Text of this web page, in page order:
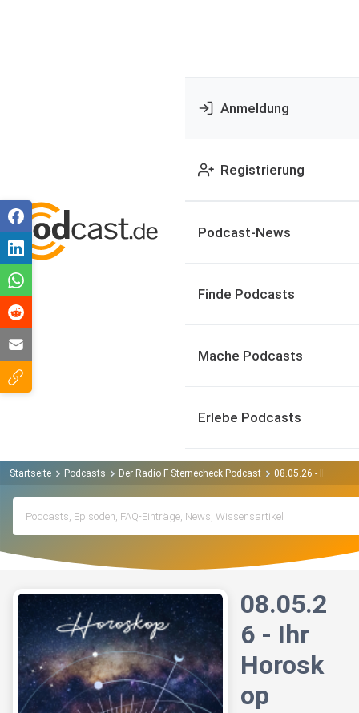
Anmeldung
Registrierung
Podcast-News
Finde Podcasts
Mache Podcasts
Erlebe Podcasts
Startseite Podcasts Der Radio F Sternecheck Podcast 08.05.26 - Ihr
08.05.2
6 - Ihr
Horosk
op